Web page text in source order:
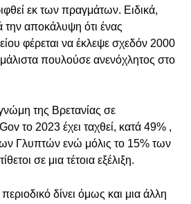
εκ των πραγμάτων. Ειδικά,
την αποκάλυψη ότι ένας
φέρεται να έκλεψε σχεδόν 2000
μάλιστα πουλούσε ανενόχλητος στο
γνώμη της Βρετανίας σε
το 2023 έχει ταχθεί, κατά 49% ,
Γλυπτών ενώ μόλις το 15% των
σε μια τέτοια εξέλιξη.
δίνει όμως και μια άλλη